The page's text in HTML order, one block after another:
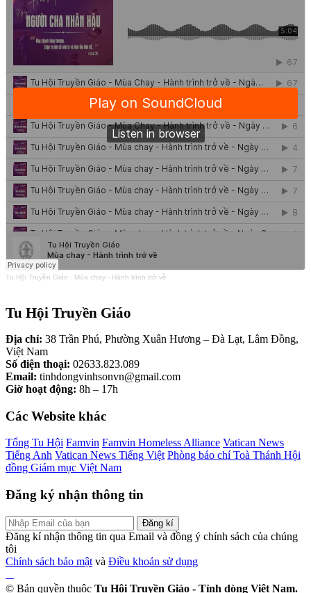
Tu Hội Truyền Giáo · Mùa chay - Hành trình trở về
Tu Hội Truyền Giáo
Địa chỉ: 38 Trần Phú, Phường Xuân Hương – Đà Lạt, Lâm Đồng,
Việt Nam
Số điện thoại: 02633.823.089
Email: tinhdongvinhsonvn@gmail.com
Giờ hoạt động: 8h – 17h
Các Website khác
Tổng Tu Hội Famvin Famvin Homeless Alliance Vatican News
Tiếng Anh Vatican News Tiếng Việt Phòng báo chí Toà Thánh Hội
đồng Giám mục Việt Nam
Đăng ký nhận thông tin
Đăng kí
Đăng kí nhận thông tin qua Email và đồng ý chính sách của chúng
tôi
Chính sách bảo mật và Điều khoản sử dụng
© Bản quyền thuộc Tu Hội Truyền Giáo - Tỉnh dòng Việt Nam.